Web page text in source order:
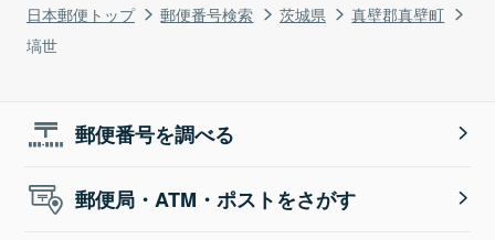
日本郵便トップ 郵便番号検索 茨城県
真壁郡真壁町
塙世
郵便番号を調べる
郵便局・ATM・ポストをさがす